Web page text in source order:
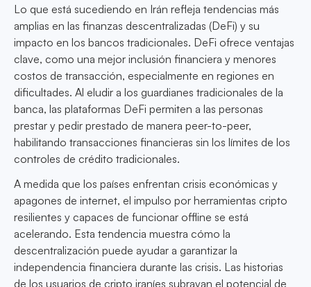
Lo que está sucediendo en Irán refleja tendencias más
amplias en las finanzas descentralizadas (DeFi) y su
impacto en los bancos tradicionales. DeFi ofrece ventajas
clave, como una mejor inclusión financiera y menores
costos de transacción, especialmente en regiones en
dificultades. Al eludir a los guardianes tradicionales de la
banca, las plataformas DeFi permiten a las personas
prestar y pedir prestado de manera peer-to-peer,
habilitando transacciones financieras sin los límites de los
controles de crédito tradicionales.
A medida que los países enfrentan crisis económicas y
apagones de internet, el impulso por herramientas cripto
resilientes y capaces de funcionar offline se está
acelerando. Esta tendencia muestra cómo la
descentralización puede ayudar a garantizar la
independencia financiera durante las crisis. Las historias
de los usuarios de cripto iraníes subrayan el potencial de